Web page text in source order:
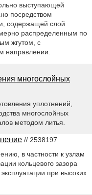
выступающей
посредством
содержащей слой
распределенным по
жгутом, с
направлении.
многослойных
уплотнений,
многослойных
методом литья.
// 2538197
в частности к узлам
кольцевого зазора
при высоких